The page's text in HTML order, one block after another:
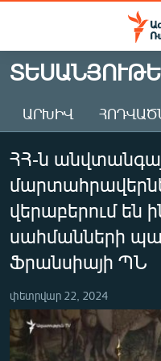
Մատչելիության
Անցնել
հիմնական
Անցնել
հիմնական
մենյուին
Որոնում
ԱԶԱՏՈՒԹՅՈՒՆ TV
ՀԱՅԱՍՏԱՆ
ԸՆՏՐՈՒԹՅՈՒՆՆԵՐ
ԻՐԱՎՈՒՆՔ
ՀԱՍԱՐԱԿՈՒԹՅՈՒՆ
ՏՆՏԵՍՈՒԹՅՈՒՆ
ՊԱՏԵՐԱԶՄԻ 6
ՏԱՐԱԾԱՇՐՋԱՆ
ԱՐԽԻՎ
ՀՀ-ն
վերաբերում են
սահմանների
Ֆրանսիայի ՊՆ
փետրվար 22, 2024